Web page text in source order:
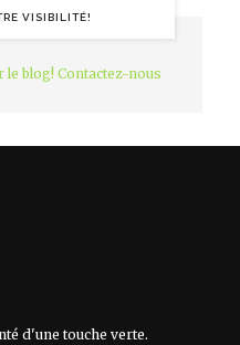
VISIBILITÉ!
d'une touche verte.